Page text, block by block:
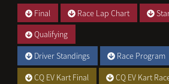
Final Race Lap Chart
Qualifying
Driver Standings
Race Program
CQ EV Kart Final
CQ EV Kart